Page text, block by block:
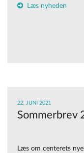
Læs nyheden
22. JUNI 2021
Sommerbrev
Læs om centerets